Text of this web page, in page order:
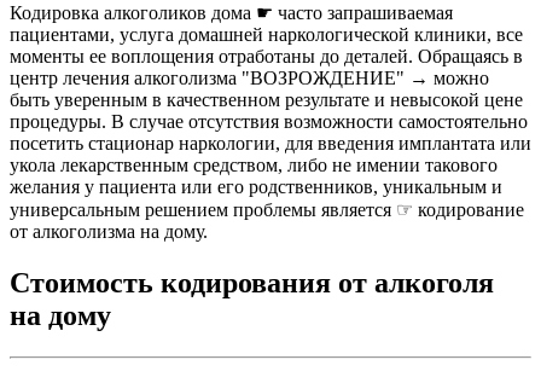
Кодировка алкоголиков дома ☛ часто запрашиваемая
пациентами, услуга домашней наркологической клиники, все
моменты ее воплощения отработаны до деталей. Обращаясь в
центр лечения алкоголизма "ВОЗРОЖДЕНИЕ" → можно
быть уверенным в качественном результате и невысокой цене
процедуры. В случае отсутствия возможности самостоятельно
посетить стационар наркологии, для введения имплантата или
укола лекарственным средством, либо не имении такового
желания у пациента или его родственников, уникальным и
универсальным решением проблемы является ☞ кодирование
от алкоголизма на дому.
Стоимость кодирования от алкоголя
на дому